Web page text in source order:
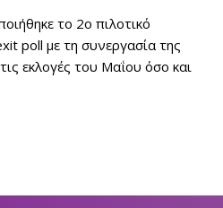
το 2ο πιλοτικό
poll με τη συνεργασία της
εκλογές του Μαΐου όσο και